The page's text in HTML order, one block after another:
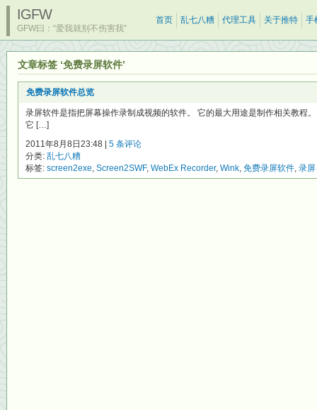
IGFW
GFW曰：“爱我就别不伤害我”
首页 乱七八糟 代理工具 关于推特 手
文章标签 ‘免费录屏软件’
免费录屏软件总览
录屏软件是指把屏幕操作录制成视频的软件。 它的最大用途是制作相关教程
它 […]
2011年8月8日23:48 | 5 条评论
分类: 乱七八糟
标签: screen2exe, Screen2SWF, WebEx Recorder, Wink, 免费录屏软件, 录屏